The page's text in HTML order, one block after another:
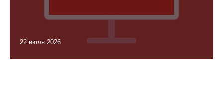
22 июля 2026